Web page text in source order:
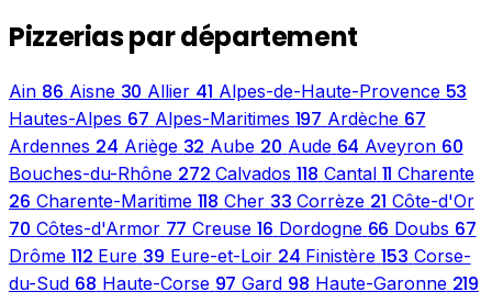
Pizzerias par département
Ain 86 Aisne 30 Allier 41 Alpes-de-Haute-Provence 53
Hautes-Alpes 67 Alpes-Maritimes 197 Ardèche 67
Ardennes 24 Ariège 32 Aube 20 Aude 64 Aveyron 60
Bouches-du-Rhône 272 Calvados 118 Cantal 11 Charente
26 Charente-Maritime 118 Cher 33 Corrèze 21 Côte-d'Or
70 Côtes-d'Armor 77 Creuse 16 Dordogne 66 Doubs 67
Drôme 112 Eure 39 Eure-et-Loir 24 Finistère 153 Corse-
du-Sud 68 Haute-Corse 97 Gard 98 Haute-Garonne 219